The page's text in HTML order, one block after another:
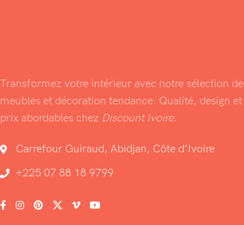
Transformez votre intérieur avec notre sélection de
meubles et décoration tendance. Qualité, design et
prix abordables chez Discount Ivoire.
Carrefour Guiraud, Abidjan, Côte d’Ivoire
+225 07 88 18 9799